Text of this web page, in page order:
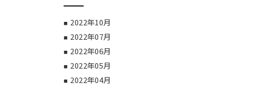
2022年10月
2022年07月
2022年06月
2022年05月
2022年04月